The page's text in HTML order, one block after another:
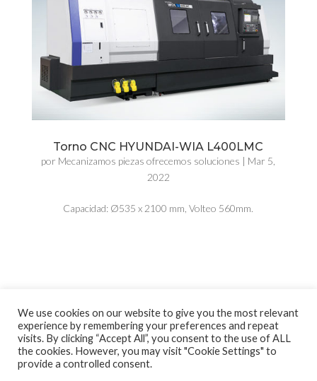
Torno CNC HYUNDAI-WIA L400LMC
por Mecanizamos piezas ofrecemos soluciones | Mar 5,
2022
Capacidad: Ø535 x 2100 mm, Volteo 560mm.
We use cookies on our website to give you the most relevant
experience by remembering your preferences and repeat
visits. By clicking “Accept All”, you consent to the use of ALL
the cookies. However, you may visit "Cookie Settings" to
provide a controlled consent.